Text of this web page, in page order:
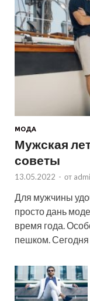
МОДА
Мужская
советы
13.05.2022 - от
Для мужчины
просто дань
время года.
пешком.